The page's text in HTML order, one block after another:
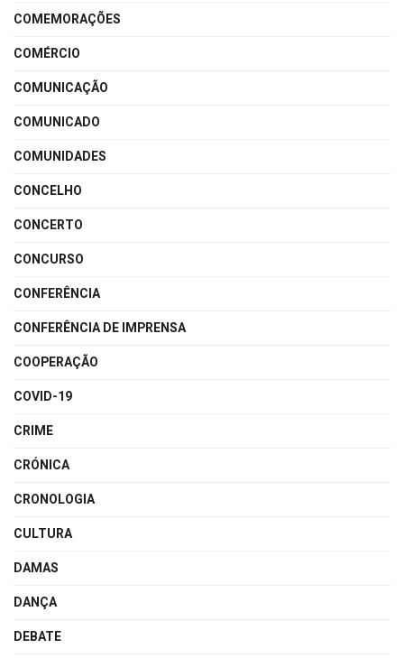
COMEMORAÇÕES
COMÉRCIO
COMUNICAÇÃO
COMUNICADO
COMUNIDADES
CONCELHO
CONCERTO
CONCURSO
CONFERÊNCIA
CONFERÊNCIA DE IMPRENSA
COOPERAÇÃO
COVID-19
CRIME
CRÓNICA
CRONOLOGIA
CULTURA
DAMAS
DANÇA
DEBATE